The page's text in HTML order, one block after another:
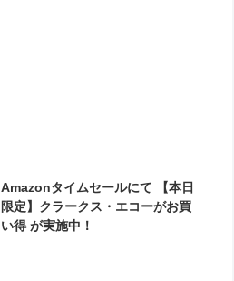
Amazonタイムセールにて 【本日
限定】クラークス・エコーがお買
い得 が実施中！